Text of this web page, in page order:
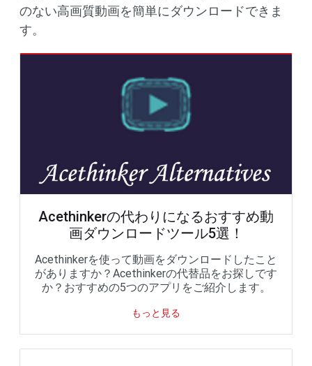
のない高画質動画を簡単にダウンロードできま
す。
Acethinkerの代わりになるおすすめ動
画ダウンロードツール5選！
Acethinkerを使って動画をダウンロードしたこと
がありますか？Acethinkerの代替品をお探しです
か？おすすめの5つのアプリをご紹介します。
もっと見る